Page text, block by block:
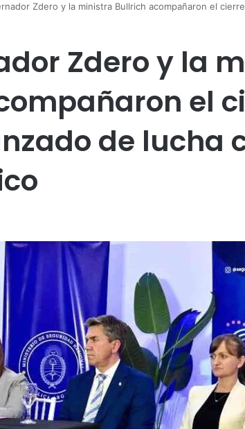
Zdero y la ministra Bullrich acompañaron el
Zdero y la
el
de lucha